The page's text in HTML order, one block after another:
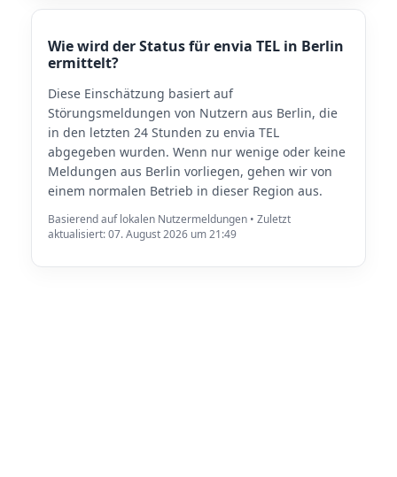
Wie wird der Status für envia TEL in Berlin
ermittelt?
Diese Einschätzung basiert auf
Störungsmeldungen von Nutzern aus Berlin, die
in den letzten 24 Stunden zu envia TEL
abgegeben wurden. Wenn nur wenige oder keine
Meldungen aus Berlin vorliegen, gehen wir von
einem normalen Betrieb in dieser Region aus.
Basierend auf lokalen Nutzermeldungen • Zuletzt
aktualisiert: 07. August 2026 um 21:49